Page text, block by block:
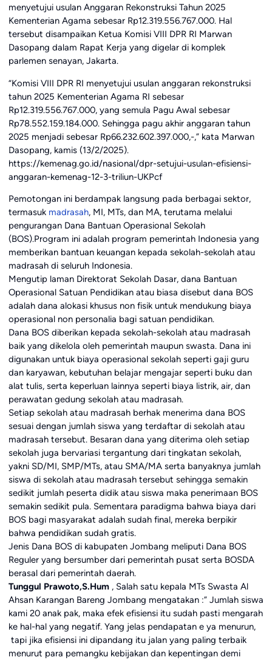
menyetujui usulan Anggaran Rekonstruksi Tahun 2025
Kementerian Agama sebesar Rp12.319.556.767.000. Hal
tersebut disampaikan Ketua Komisi VIII DPR RI Marwan
Dasopang dalam Rapat Kerja yang digelar di komplek
parlemen senayan, Jakarta.
“Komisi VIII DPR RI menyetujui usulan anggaran rekonstruksi
tahun 2025 Kementerian Agama RI sebesar
Rp12.319.556.767.000, yang semula Pagu Awal sebesar
Rp78.552.159.184.000. Sehingga pagu akhir anggaran tahun
2025 menjadi sebesar Rp66.232.602.397.000,-,” kata Marwan
Dasopang, kamis (13/2/2025).
https://kemenag.go.id/nasional/dpr-setujui-usulan-efisiensi-
anggaran-kemenag-12-3-triliun-UKPcf
Pemotongan ini berdampak langsung pada berbagai sektor,
termasuk madrasah, MI, MTs, dan MA, terutama melalui
pengurangan Dana Bantuan Operasional Sekolah
(BOS).Program ini adalah program pemerintah Indonesia yang
memberikan bantuan keuangan kepada sekolah-sekolah atau
madrasah di seluruh Indonesia.
Mengutip laman Direktorat Sekolah Dasar, dana Bantuan
Operasional Satuan Pendidikan atau biasa disebut dana BOS
adalah dana alokasi khusus non fisik untuk mendukung biaya
operasional non personalia bagi satuan pendidikan.
Dana BOS diberikan kepada sekolah-sekolah atau madrasah
baik yang dikelola oleh pemerintah maupun swasta. Dana ini
digunakan untuk biaya operasional sekolah seperti gaji guru
dan karyawan, kebutuhan belajar mengajar seperti buku dan
alat tulis, serta keperluan lainnya seperti biaya listrik, air, dan
perawatan gedung sekolah atau madrasah.
Setiap sekolah atau madrasah berhak menerima dana BOS
sesuai dengan jumlah siswa yang terdaftar di sekolah atau
madrasah tersebut. Besaran dana yang diterima oleh setiap
sekolah juga bervariasi tergantung dari tingkatan sekolah,
yakni SD/MI, SMP/MTs, atau SMA/MA serta banyaknya jumlah
siswa di sekolah atau madrasah tersebut sehingga semakin
sedikit jumlah peserta didik atau siswa maka penerimaan BOS
semakin sedikit pula. Sementara paradigma bahwa biaya dari
BOS bagi masyarakat adalah sudah final, mereka berpikir
bahwa pendidikan sudah gratis.
Jenis Dana BOS di kabupaten Jombang meliputi Dana BOS
Reguler yang bersumber dari pemerintah pusat serta BOSDA
berasal dari pemerintah daerah.
Tunggul Prawoto,S.Hum, Salah satu kepala MTs Swasta Al
Ahsan Karangan Bareng Jombang mengatakan :” Jumlah siswa
kami 20 anak pak, maka efek efisiensi itu sudah pasti mengarah
ke hal-hal yang negatif. Yang jelas pendapatan e ya menurun,
tapi jika efisiensi ini dipandang itu jalan yang paling terbaik
menurut para pemangku kebijakan dan kepentingan demi